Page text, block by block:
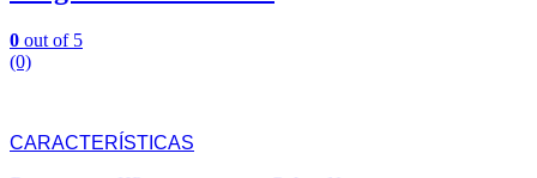
0 out of 5
(0)
CARACTERÍSTICAS